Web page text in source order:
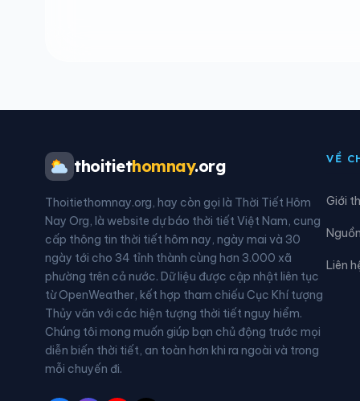
Xã Ea Knốp
Xã Ea M’droh Xã
Xã Ea Ô
Xã Ea Rốk
Xã Ea Wer
Xã Hòa Sơn
thoitiethomnay.org
Thoitiethomnay.org, hay còn gọi là Thời Tiết Hôm
Nay Org, là website dự báo thời tiết Việt Nam, cung
cấp thông tin thời tiết hôm nay, ngày mai và 30
ngày tới cho 34 tỉnh thành cùng hơn 3.000 xã
phường trên cả nước. Dữ liệu được cập nhật liên tục
từ OpenWeather, kết hợp tham chiếu Cục Khí tượng
Thủy văn với các hiện tượng thời tiết nguy hiểm.
Chúng tôi mong muốn giúp bạn chủ động trước mọi
diễn biến thời tiết, an toàn hơn khi ra ngoài và trong
mỗi chuyến đi.
VỀ
Giới
Liên